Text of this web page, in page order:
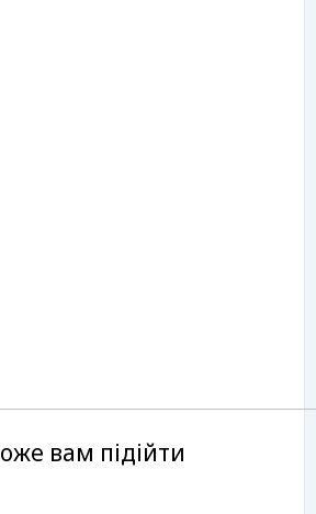
вам підійти